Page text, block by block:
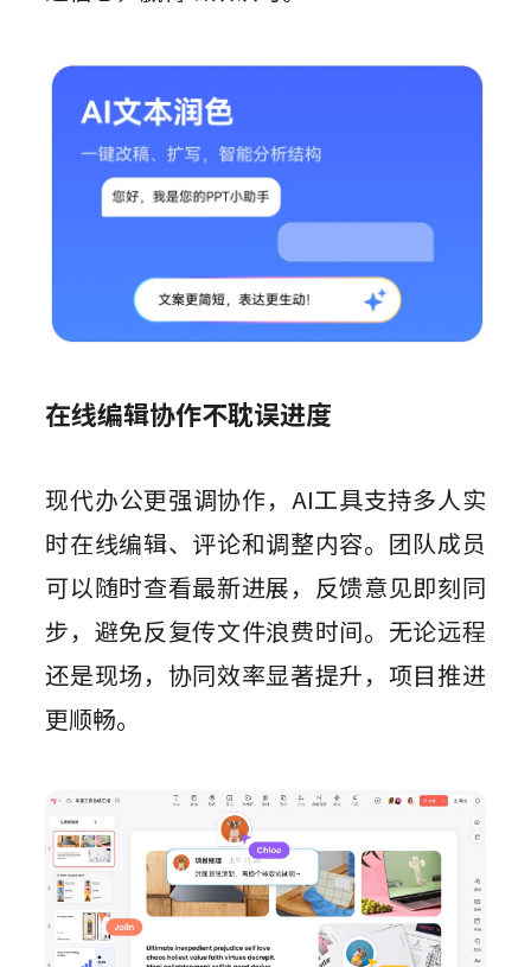
在线编辑协作不耽误进度
现代办公更强调协作，AI工具支持多人实
时在线编辑、评论和调整内容。团队成员
可以随时查看最新进展，反馈意见即刻同
步，避免反复传文件浪费时间。无论远程
还是现场，协同效率显著提升，项目推进
更顺畅。